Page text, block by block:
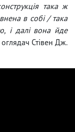
така ж
в собі / така
і далі вона йде
Стівен Дж.